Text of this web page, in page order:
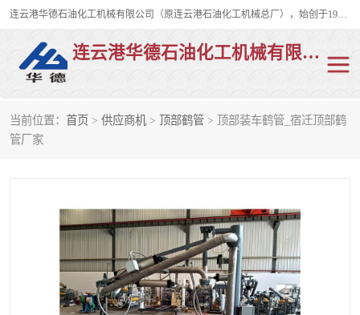
连云港华德石油化工机械有限公司（原连云港石油化工机械总厂），始创于1982年，是从事码头船用流体装卸臂、陆用流体装卸臂（鹤管）、活动梯、钢构平台、定量装车系统等全系列流体装卸设备的设计、制造、销售以及服务的专业供应商。
连云港华德石油化工机械有限公司
当前位置： 首页 > 供应商机 > 顶部鹤管 > 顶部装车鹤管_宿迁顶部鹤
管厂家
陆用流体装卸臂
LNG鹤管 活动梯
平台栈桥 卸车鹤管
装车鹤管 输油臂